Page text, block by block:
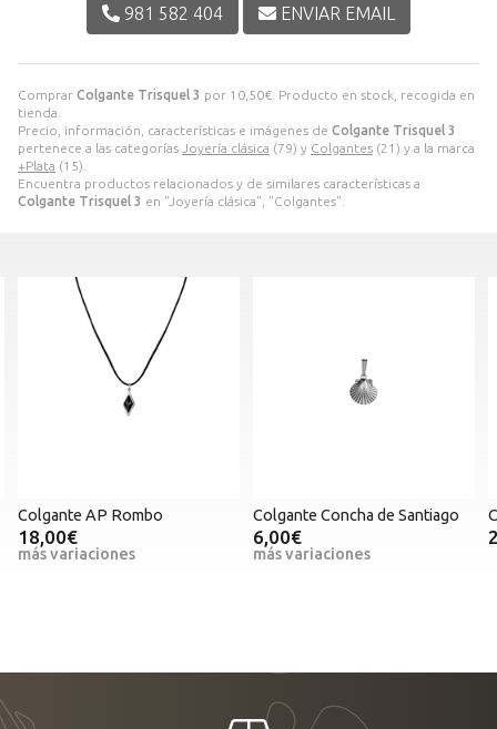
Comprar Colgante Trisquel 3 por 10,50€ . Producto en stock, recogida en
tienda.
Precio, información, características e imágenes de Colgante Trisquel 3
pertenece a las categorías Joyería clásica (79) y Colgantes (21) y a la marca
+Plata (15).
Encuentra productos relacionados y de similares características a
Colgante Trisquel 3 en "Joyería clásica", "Colgantes".
981 582 404 ENVIAR EMAIL
AP Rombo Colgante Concha de Santiago
más variaciones
27,00€